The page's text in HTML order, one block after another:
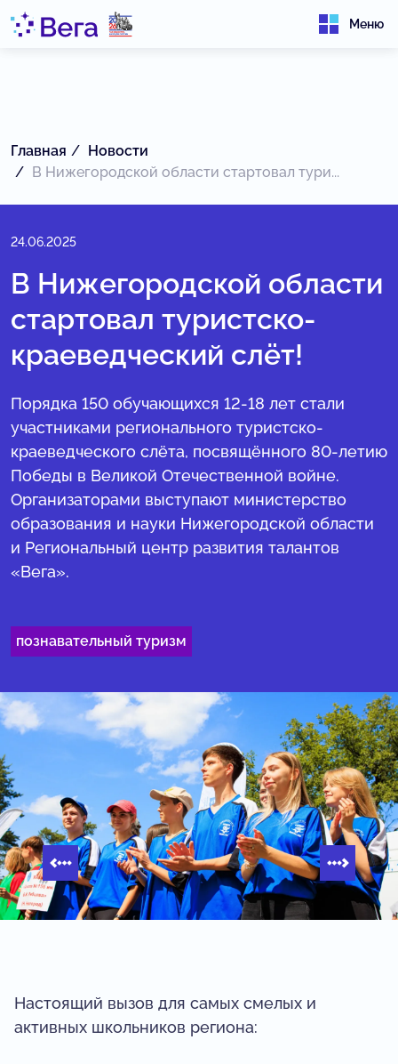
Меню
Главная
Новости
В Нижегородской области стартовал тури...
24.06.2025
В Нижегородской области
стартовал туристско-
краеведческий слёт!
Порядка 150 обучающихся 12-18 лет стали
участниками регионального туристско-
краеведческого слёта, посвящённого 80-летию
Победы в Великой Отечественной войне.
Организаторами выступают министерство
образования и науки Нижегородской области
и Региональный центр развития талантов
«Вега».
познавательный туризм
Настоящий вызов для самых смелых и
активных школьников региона: